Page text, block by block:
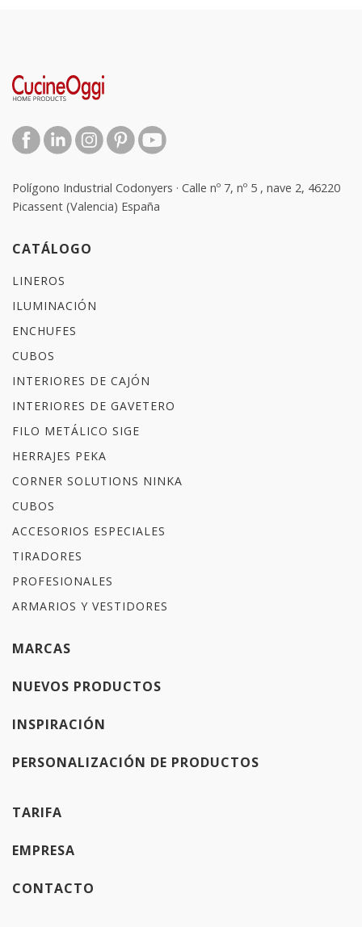
Polígono Industrial Codonyers · Calle nº 7, nº 5 , nave 2, 46220
Picassent (Valencia) España
CATÁLOGO
LINEROS
ILUMINACIÓN
ENCHUFES
CUBOS
INTERIORES DE CAJÓN
INTERIORES DE GAVETERO
FILO METÁLICO SIGE
HERRAJES PEKA
CORNER SOLUTIONS NINKA
CUBOS
ACCESORIOS ESPECIALES
TIRADORES
PROFESIONALES
ARMARIOS Y VESTIDORES
MARCAS
NUEVOS PRODUCTOS
INSPIRACIÓN
PERSONALIZACIÓN DE PRODUCTOS
TARIFA
EMPRESA
CONTACTO